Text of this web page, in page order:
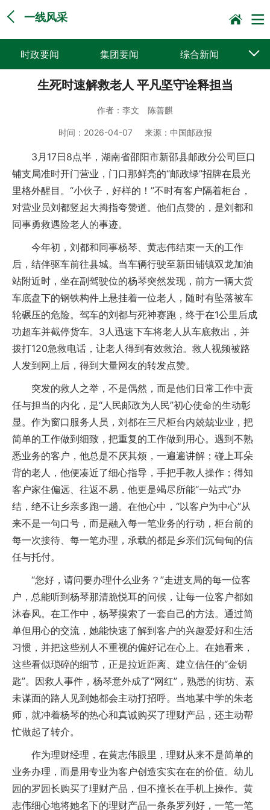
一线风采
时政要闻 集团要闻 综合新闻
媒体聚焦 党建动态 普遍服务
企业文化
生死时速解救老人 平凡坚守诠释担当
作者： 李文 陈善麒
时间： 2026-04-07来源： 中国邮政报
3月17日8点半，湖南省邵阳市新邵县邮政分公司巨口
铺支局准时开门营业，门口那鲜亮的“邮政绿”招牌在晨光
里格外醒目。“小伙子，好样的！”不时有客户隔着柜台，
对营业员刘都竖起大拇指夸赞道。他们点赞的，是刘都和
同事勇救遇险老人的事迹。
今年初，刘都和同事杨琴、黄志伟结束一天的工作
后，结伴驱车前往县城。当车辆行驶至新田铺镇双龙加油
站附近时，坐在副驾驶位的杨琴突然发现，前方一辆大货
车底盘下的钢铁构件上悬挂着一位老人，随时有坠落被车
轮碾压的危险。驾车的刘都与死神赛跑，终于在1公里后成
功超车并截停货车。3人迅速下车将老人从车底救出，并
拨打120急救电话，让老人得到有效救治。救人视频被路
人发到网上后，得到大量网友的转发点赞。
突发的救人之举，不是偶然，而是他们日常工作中责
任与担当的内化，是“人民邮政为人民”初心使命的生动彰
显。作为窗口服务人员，刘都在三尺柜台内兢兢业业，把
简单的工作做到细致，把重复的工作做到用心。遇到不熟
悉业务的客户，他总是不厌其烦，一遍遍讲解；碰上耳朵
背的老人，他便凑近了细心指导，手把手教人操作；得知
客户家住偏远、往返不易，他更是竭尽所能“一站式”办
结，绝不让乡亲多跑一趟。在他心中，“以客户为中心”从
来不是一句口号，而是融入每一笔业务的行动，柜台前的
每一次接待、每一笔办理，承载的都是乡亲们沉甸甸的信
任与托付。
“您好，请问要办理什么业务？”走进支局的每一位客
户，总能听到杨琴那清脆悦耳的问候，让每一位客户都如
沐春风。在工作中，杨琴摸索了一套自己的方法。通过简
单但用心的交流，她能快速了解到客户的兴趣爱好和生活
习惯，并把这些别人不重视的偏好记在心上。在她看来，
这些看似琐碎的细节，正是拉近距离、建立信任的“金钥
匙”。因救人事件，杨琴意外成了“网红”，熟悉的街坊、素
未谋面的路人见到她都会主动打招呼。当地某中学的朱老
师，就冲着杨琴的热心和真诚购买了理财产品，还主动帮
忙做起了转介。
作为理财经理，在黄志伟眼里，理财从来不是简单的
业务办理，而是用专业为客户创造实实在在的价值。幼儿
园的罗园长购买了理财产品，但不擅长在手机上操作。黄
志伟细心地将她名下的理财产品一条条罗列好，一笔一笔